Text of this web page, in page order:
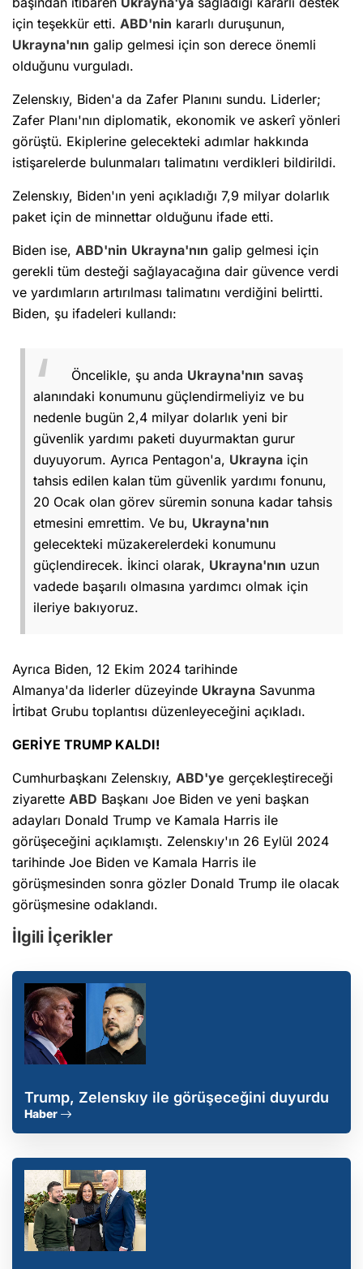
için teşekkür etti. ABD'nin kararlı duruşunun,
Ukrayna'nın galip gelmesi için son derece önemli
olduğunu vurguladı.
Zelenskıy, Biden'a da Zafer Planını sundu. Liderler;
Zafer Planı'nın diplomatik, ekonomik ve askerî yönleri
görüştü. Ekiplerine gelecekteki adımlar hakkında
istişarelerde bulunmaları talimatını verdikleri bildirildi.
Zelenskıy, Biden'ın yeni açıkladığı 7,9 milyar dolarlık
paket için de minnettar olduğunu ifade etti.
Biden ise, ABD'nin Ukrayna'nın galip gelmesi için
gerekli tüm desteği sağlayacağına dair güvence verdi
ve yardımların artırılması talimatını verdiğini belirtti.
Biden, şu ifadeleri kullandı:
Öncelikle, şu anda Ukrayna'nın savaş
alanındaki konumunu güçlendirmeliyiz ve bu
nedenle bugün 2,4 milyar dolarlık yeni bir
güvenlik yardımı paketi duyurmaktan gurur
duyuyorum. Ayrıca Pentagon'a, Ukrayna için
tahsis edilen kalan tüm güvenlik yardımı fonunu,
20 Ocak olan görev süremin sonuna kadar tahsis
etmesini emrettim. Ve bu, Ukrayna'nın
gelecekteki müzakerelerdeki konumunu
güçlendirecek. İkinci olarak, Ukrayna'nın uzun
vadede başarılı olmasına yardımcı olmak için
ileriye bakıyoruz.
Ayrıca Biden, 12 Ekim 2024 tarihinde
Almanya'da liderler düzeyinde Ukrayna Savunma
İrtibat Grubu toplantısı düzenleyeceğini açıkladı.
GERİYE TRUMP KALDI!
Cumhurbaşkanı Zelenskıy, ABD'ye gerçekleştireceği
ziyarette ABD Başkanı Joe Biden ve yeni başkan
adayları Donald Trump ve Kamala Harris ile
görüşeceğini açıklamıştı. Zelenskıy'ın 26 Eylül 2024
tarihinde Joe Biden ve Kamala Harris ile
görüşmesinden sonra gözler Donald Trump ile olacak
görüşmesine odaklandı.
İlgili İçerikler
Trump, Zelenskıy ile görüşeceğini duyurdu
Haber